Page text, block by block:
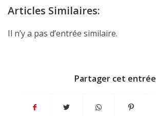
Articles Similaires:
Il n’y a pas d’entrée similaire.
Partager cet entrée